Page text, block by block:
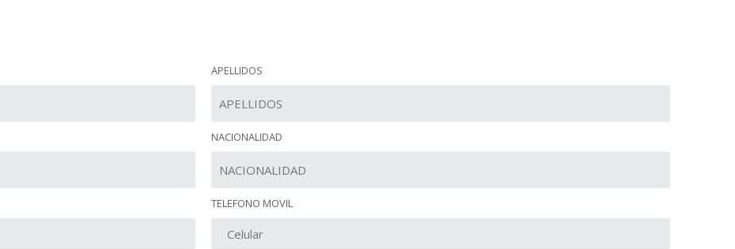
APELLIDOS
NACIONALIDAD
TELEFONO MOVIL